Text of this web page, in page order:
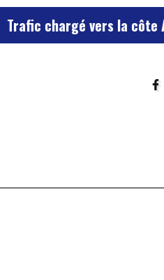
Trafic chargé vers la côte